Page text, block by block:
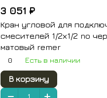
3 051 ₽
Кран угловой для
смесителей 1/2х1/2 no
матовый remer
0 Есть в наличии
В корзину